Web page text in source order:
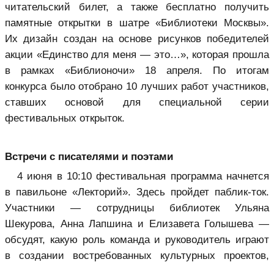
читательский билет, а также бесплатно получить
памятные открытки в шатре «Библиотеки Москвы».
Их дизайн создан на основе рисунков победителей
акции «Единство для меня — это…», которая прошла
в рамках «Библионочи» 18 апреля. По итогам
конкурса было отобрано 10 лучших работ участников,
ставших основой для специальной серии
фестивальных открыток.
Встречи с писателями и поэтами
4 июня в 10:10 фестивальная программа начнется
в павильоне «Лекторий». Здесь пройдет паблик-ток.
Участники — сотрудницы библиотек Ульяна
Шекурова, Анна Лапшина и Елизавета Голышева —
обсудят, какую роль команда и руководитель играют
в создании востребованных культурных проектов,